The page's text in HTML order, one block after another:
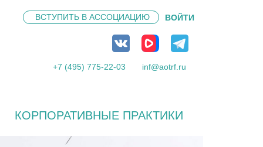
ВСТУПИТЬ В АССОЦИАЦИЮ ВОЙТИ
+7 (495) 775-22-03 inf@aotrf.ru
КОРПОРАТИВНЫЕ ПРАКТИКИ